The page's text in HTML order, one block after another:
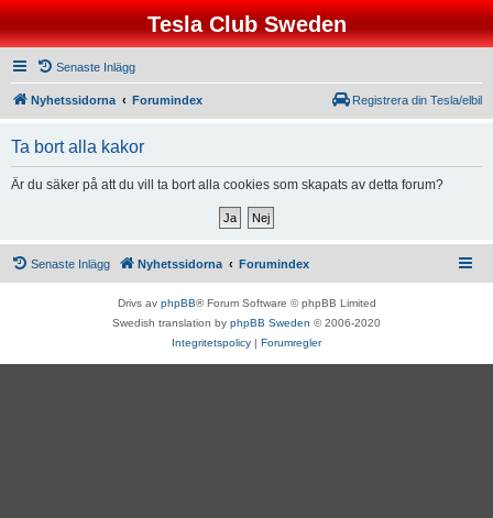
Tesla Club Sweden
Senaste Inlägg
Nyhetssidorna Forumindex Registrera din Tesla/elbil
Ta bort alla kakor
Är du säker på att du vill ta bort alla cookies som skapats av detta forum?
Senaste Inlägg Nyhetssidorna Forumindex
Drivs av phpBB® Forum Software © phpBB Limited
Swedish translation by phpBB Sweden © 2006-2020
Integritetspolicy | Forumregler